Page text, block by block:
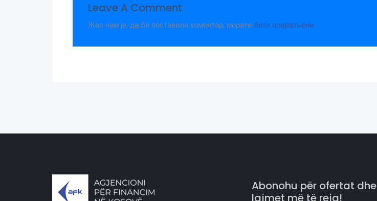
Leave A Comment
Жао нам је, да би поставили коментар, морате бити пријављени.
Abonohu për ofertat dhe
lajmet më të reja!